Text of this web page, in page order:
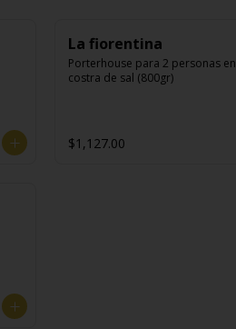
La fiorentina
Porterhouse para 2 personas en
costra de sal (800gr)
$1,127.00